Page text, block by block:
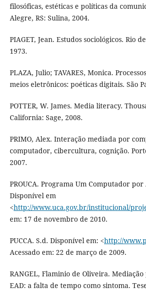
filosóficas, estéticas e políticas da
Alegre, RS: Sulina, 2004.
PIAGET, Jean. Estudos sociológicos. Rio
1973.
PLAZA, Julio; TAVARES, Monica.
meios eletrônicos: poéticas digitais. São
POTTER, W. James. Media literacy.
California: Sage, 2008.
PRIMO, Alex. Interação mediada por
computador, cibercultura, cognição.
2007.
PROUCA. Programa Um Computador
Disponível em
<http://www.uca.gov.br/institucional/
em: 17 de novembro de 2010.
PUCCA. S.d. Disponível em: <http://
Acessado em: 22 de março de 2009.
RANGEL, Flaminio de Oliveira.
EAD: a falta de tempo como sintoma.